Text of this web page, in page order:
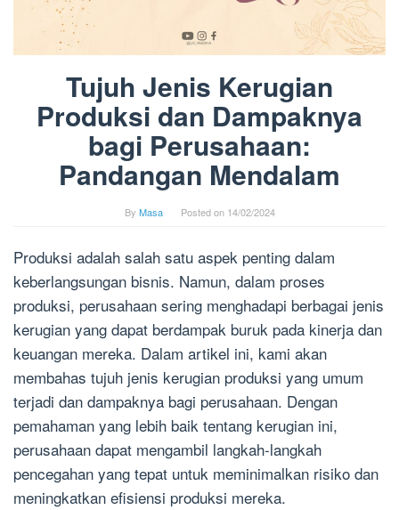
Tujuh Jenis Kerugian
Produksi dan Dampaknya
bagi Perusahaan:
Pandangan Mendalam
By Masa Posted on 14/02/2024
Produksi adalah salah satu aspek penting dalam
keberlangsungan bisnis. Namun, dalam proses
produksi, perusahaan sering menghadapi berbagai jenis
kerugian yang dapat berdampak buruk pada kinerja dan
keuangan mereka. Dalam artikel ini, kami akan
membahas tujuh jenis kerugian produksi yang umum
terjadi dan dampaknya bagi perusahaan. Dengan
pemahaman yang lebih baik tentang kerugian ini,
perusahaan dapat mengambil langkah-langkah
pencegahan yang tepat untuk meminimalkan risiko dan
meningkatkan efisiensi produksi mereka.